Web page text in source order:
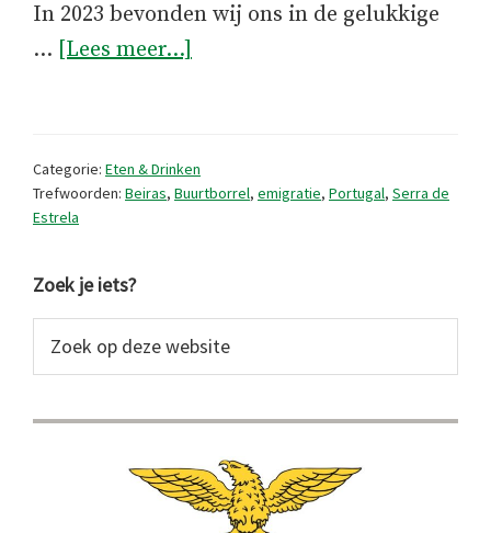
In 2023 bevonden wij ons in de gelukkige
… [Lees meer...]
Categorie: Eten & Drinken
Trefwoorden: Beiras, Buurtborrel, emigratie, Portugal, Serra de
Estrela
Primaire
Sidebar
Zoek je iets?
op
website